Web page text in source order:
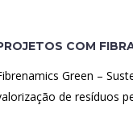
COM
Green –
de resíduos